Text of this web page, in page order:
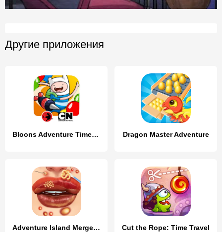
Другие приложения
Bloons Adventure Time TD Dragon Master Adventure
Adventure Island Merge: Save Cut the Rope: Time Travel